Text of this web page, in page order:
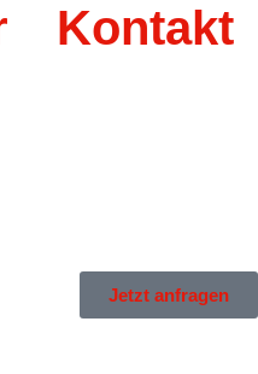
Kontakt
Jetzt anfragen